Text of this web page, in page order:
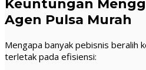
Keuntungan
Agen Pulsa Murah
Mengapa banyak pebisnis beralih
terletak pada efisiensi: